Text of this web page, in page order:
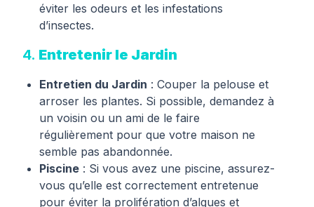
éviter les odeurs et les infestations
d’insectes.
4. Entretenir le Jardin
Entretien du Jardin : Couper la pelouse et
arroser les plantes. Si possible, demandez à
un voisin ou un ami de le faire
régulièrement pour que votre maison ne
semble pas abandonnée.
Piscine : Si vous avez une piscine, assurez-
vous qu’elle est correctement entretenue
pour éviter la prolifération d’algues et